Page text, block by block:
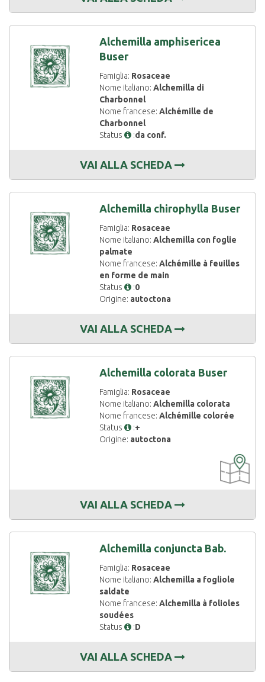
Alchemilla amphisericea
Buser
Famiglia: Rosaceae
Nome italiano:Alchemilla di
Charbonnel
Nome francese:Alchémille de
Charbonnel
Status
:da conf.
VAI ALLA SCHEDA
Alchemilla chirophylla Buser
Famiglia: Rosaceae
Nome italiano:Alchemilla con foglie
palmate
Nome francese:Alchémille à feuilles
en forme de main
Status
:0
Origine: autoctona
VAI ALLA SCHEDA
Alchemilla colorata Buser
Famiglia: Rosaceae
Nome italiano:Alchemilla colorata
Nome francese:Alchémille colorée
Status
:+
Origine: autoctona
DISPONIBILE
VAI ALLA SCHEDA
Alchemilla conjuncta Bab.
Famiglia: Rosaceae
Nome italiano:Alchemilla a fogliole
saldate
Nome francese:Alchemilla à folioles
soudées
Status
:D
VAI ALLA SCHEDA